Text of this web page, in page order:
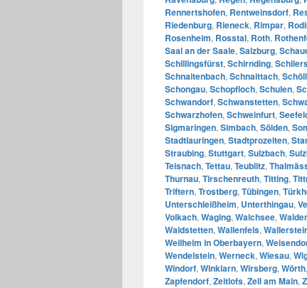
Rennertshofen, Rentweinsdorf,
Riedenburg, Rieneck, Rimpar,
Rosenheim, Rosstal, Roth,
Saal an der Saale, Salzburg,
Schillingsfürst, Schirnding,
Schnaitenbach, Schnaittach,
Schongau, Schopfloch, Schulen,
Schwandorf, Schwanstetten,
Schwarzhofen, Schweinfurt,
Sigmaringen, Simbach, Sölden,
Stadtlauringen, Stadtprozelten,
Straubing, Stuttgart, Sulzbach,
Teisnach, Tettau, Teublitz,
Thurnau, Tirschenreuth, Titting,
Triftern, Trostberg, Tübingen,
Unterschleißheim, Unterthingau,
Volkach, Waging, Walchsee,
Waldstetten, Wallenfels,
Weilheim in Oberbayern,
Wendelstein, Werneck, Wiesau,
Windorf, Winklarn, Wirsberg, Wörth,
Zapfendorf, Zeitlofs, Zell am Main,